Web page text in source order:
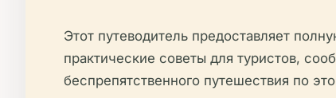
Этот путеводитель предоставляет
практические советы для туристов,
беспрепятственного путешествия по